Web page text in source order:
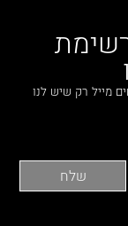
מייל רק שיש לנו